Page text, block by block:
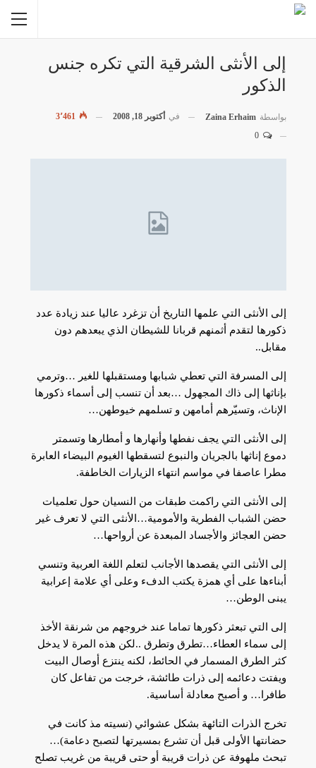
إلى الأنثى الشرقية التي تكره جنس
الذكور
بواسطة Zaina Erhaim في أكتوبر 18, 2008
3٬461
0
إلى الأنثى التي علمها التاريخ أن تزغرد عاليا عند زيادة عدد
ذكورها لتقدم أثمنهم قربانا للشيطان الذي يبعدهم دون
مقابل..
إلى المسرفة التي تعطي شبابها ومستقبلها للغير …وترمي
بإناثها إلى ذاك المجهول …بعد أن تنسب إلى أسماء ذكورها
الإناث، وتسيّرهم أمامهن و تسلمهم خيوطهن…
إلى الأنثى التي يجف نفطها وأنهارها و أمطارها وتسمتر
دموع إناثها بالجريان والنبوع لتسقطها الغيوم البيضاء العابرة
مطرا عاصفا في مواسم انتهاء الزيارات الخاطفة.
إلى الأنثى التي راكمت طبقات من النسيان حول تعلميات
حضن الشباب الفطرية والأمومية…الأنثى التي لا تعرف غير
حضن العجائز والأجساد المبعدة عن أرواحها…
إلى الأنثى التي يقصدها الأجانب لتعلم اللغة العربية وتنسي
أبناءها على أي همزة يكتب الدفء وعلى أي علامة إعرابية
يبنى الوطن…
إلى التي تبعثر ذكورها تماما عند خروجهم من شرنقة الأخذ
إلى سماء العطاء…تطرق وتطرق ..لكن هذه المرة لا يدخل
كثر الطرق المسمار في الحائط، لكنه ينتزع أوصال البيت
ويفتت دعائمه إلى ذرات طائشة، خرجت من تفاعل كان
طافرا… و أصبح معادلة أساسية.
تخرج الذرات التائهة بشكل عشوائي (نسيته مذ كانت في
حضانتها الأولى قبل أن تشرع بمسيرتها لتصبح دعامة)…
تبحث ملهوفة عن ذرات قريبة أو حتى قريبة من غريب تصلح